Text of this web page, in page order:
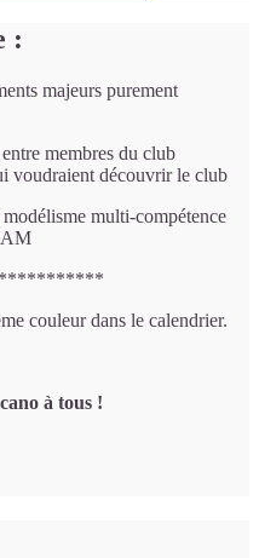
:
majeurs purement
membres du club
voudraient découvrir le club
multi-compétence
couleur dans le calendrier.
à tous !